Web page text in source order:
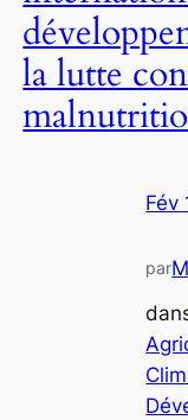
la lutte
Fév
par